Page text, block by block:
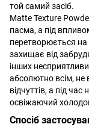
той самий засіб.
Matte Texture
пасма, а під
перетворюється на
захищає від
інших
абсолютно всім, не
відчуттів, а під
освіжаючий
Спосіб